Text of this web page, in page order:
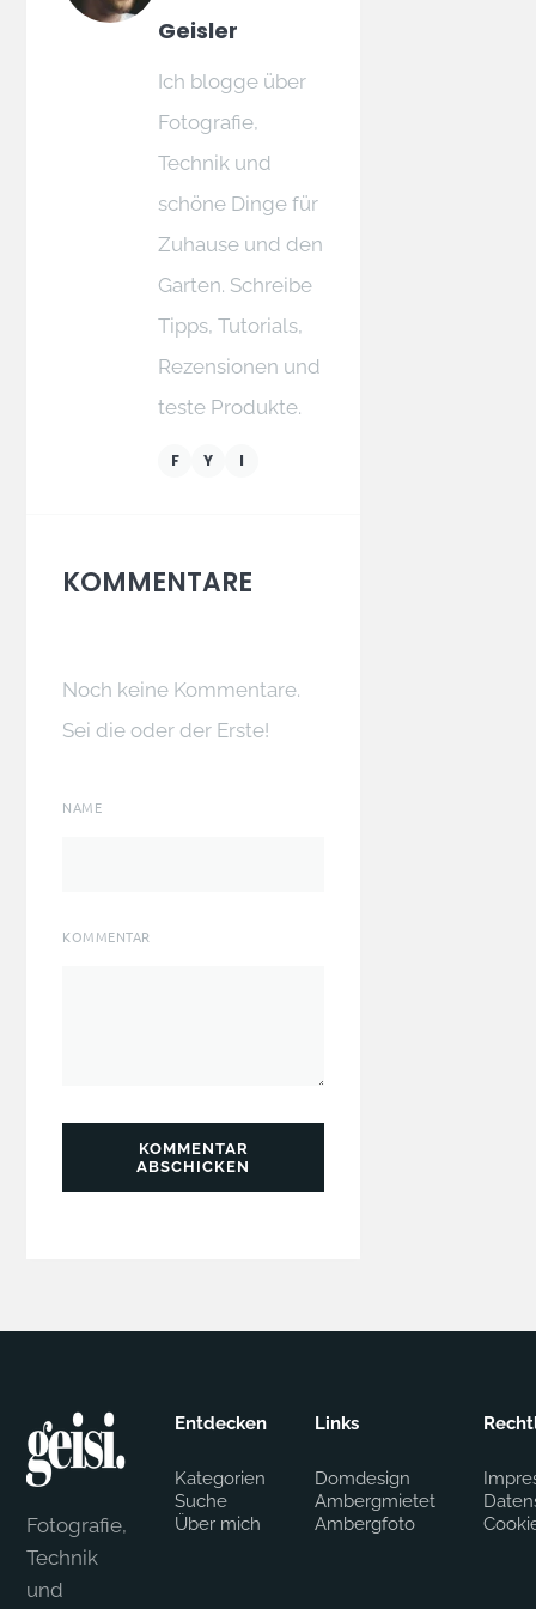
Geisler
Ich blogge über
Fotografie,
Technik und
schöne Dinge für
Zuhause und den
Garten. Schreibe
Tipps, Tutorials,
Rezensionen und
teste Produkte.
F Y I
KOMMENTARE
Noch keine Kommentare.
Sei die oder der Erste!
NAME
KOMMENTAR
KOMMENTAR
ABSCHICKEN
Fotografie,
Technik
und
Entdecken
Kategorien
Suche
Über mich
Links
Domdesign
Ambergmietet
Ambergfoto